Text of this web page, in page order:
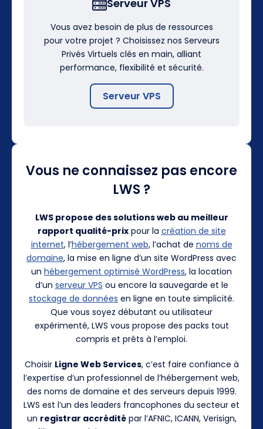
Serveur VPS
Vous avez besoin de plus de ressources
pour votre projet ? Choisissez nos Serveurs
Privés Virtuels clés en main, alliant
performance, flexibilité et sécurité.
Serveur VPS
Vous ne connaissez pas encore
LWS ?
LWS propose des solutions web au meilleur
rapport qualité-prixpour la création de site
internet, l’hébergement web, l’achat de noms de
domaine, la mise en ligne d’un site WordPress avec
un hébergement optimisé WordPress, la location
d’un serveur VPS ou encore la sauvegarde et le
stockage de données en ligne en toute simplicité.
Que vous soyez débutant ou utilisateur
expérimenté, LWS vous propose des packs tout
compris et prêts à l’emploi.
Choisir Ligne Web Services, c’est faire confiance à
l’expertise d’un professionnel de l’hébergement web,
des noms de domaine et des serveurs depuis 1999.
LWS est l’un des leaders francophones du secteur et
un registrar accréditépar l’AFNIC, ICANN, Verisign,